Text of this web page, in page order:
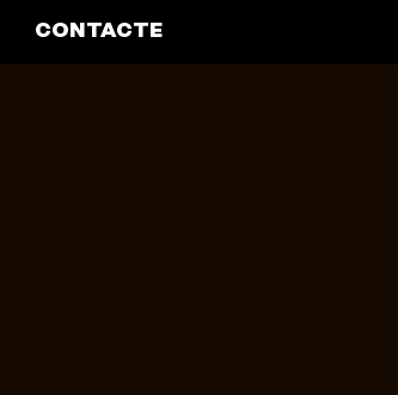
CONTACTE